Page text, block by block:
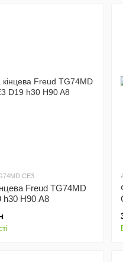
CE3
Freud TG74MD
h30 H90 A8